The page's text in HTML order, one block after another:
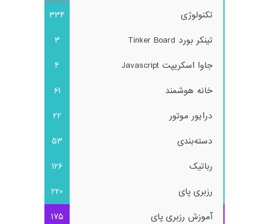
تکنولوژی
334
تینکر بورد Tinker Board
3
جاوا اسکریپت Javascript
4
خانه هوشمند
61
درایور موتور
22
دسته‌بندی
53
رباتیک
126
رزبری پای
220
آموزش رزبری پای
175